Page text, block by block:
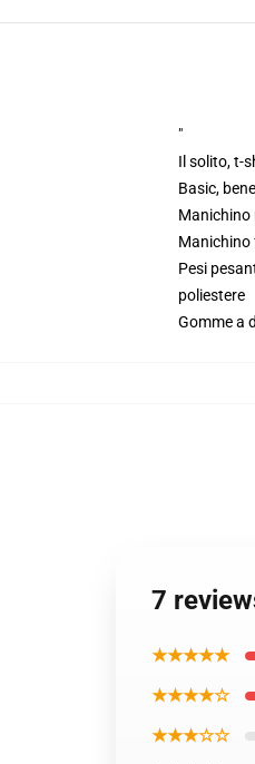
"
Il solito, t-
Basic,
Manichino
Manichino
Pesi
poliestere
Gomme a
7
★★★★★
★★★★☆
★★★☆☆